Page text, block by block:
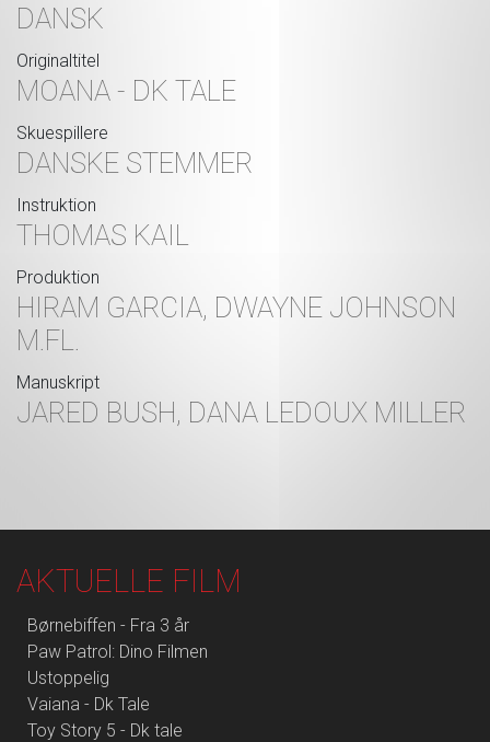
DANSK
Originaltitel
MOANA - DK TALE
Skuespillere
DANSKE STEMMER
Instruktion
THOMAS KAIL
Produktion
HIRAM GARCIA, DWAYNE JOHNSON
M.FL.
Manuskript
JARED BUSH, DANA LEDOUX MILLER
AKTUELLE FILM
Børnebiffen - Fra 3 år
Paw Patrol: Dino Filmen
Ustoppelig
Vaiana - Dk Tale
Toy Story 5 - Dk tale